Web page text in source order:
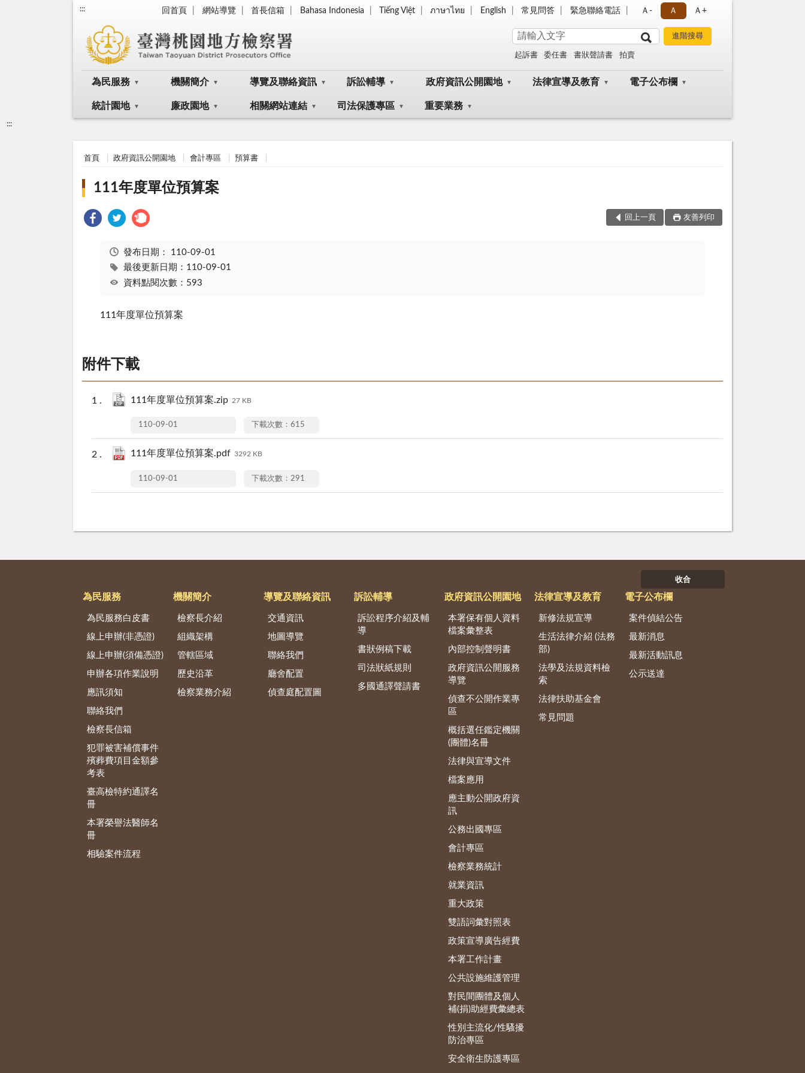
::: 回首頁 網站導覽 首長信箱 Bahasa Indonesia Tiếng Việt ภาษาไทย English 常見問答 緊急聯絡電話 Ａ- Ａ Ａ+
起訴書 委任書 書狀聲請書 拍賣
為民服務 機關簡介 導覽及聯絡資訊 訴訟輔導 政府資訊公開園地 法律宣導及教育 電子公布欄
統計園地 廉政園地 相關網站連結 司法保護專區 重要業務
:::
首頁 政府資訊公開園地 會計專區 預算書
111年度單位預算案
回上一頁 友善列印
發布日期： 110-09-01
最後更新日期：110-09-01
資料點閱次數：593
111年度單位預算案
附件下載
111年度單位預算案.zip 27 KB
110-09-01 下載次數：615
111年度單位預算案.pdf 3292 KB
110-09-01 下載次數：291
收合
為民服務
為民服務白皮書
線上申辦(非憑證)
線上申辦(須備憑證)
申辦各項作業說明
應訊須知
聯絡我們
檢察長信箱
犯罪被害補償事件
殯葬費項目金額參
考表
臺高檢特約通譯名
冊
本署榮譽法醫師名
冊
相驗案件流程
機關簡介
檢察長介紹
組織架構
管轄區域
歷史沿革
檢察業務介紹
導覽及聯絡資訊
交通資訊
地圖導覽
聯絡我們
廳舍配置
偵查庭配置圖
訴訟輔導
訴訟程序介紹及輔
導
書狀例稿下載
司法狀紙規則
多國通譯聲請書
政府資訊公開園地
本署保有個人資料
檔案彙整表
內部控制聲明書
政府資訊公開服務
導覽
偵查不公開作業專
區
概括選任鑑定機關
(團體)名冊
法律與宣導文件
檔案應用
應主動公開政府資
訊
公務出國專區
會計專區
檢察業務統計
就業資訊
重大政策
雙語詞彙對照表
政策宣導廣告經費
本署工作計畫
公共設施維護管理
對民間團體及個人
補(捐)助經費彙總表
性別主流化/性騷擾
防治專區
安全衛生防護專區
法律宣導及教育
新修法規宣導
生活法律介紹 (法務
部)
法學及法規資料檢
索
法律扶助基金會
常見問題
電子公布欄
案件偵結公告
最新消息
最新活動訊息
公示送達